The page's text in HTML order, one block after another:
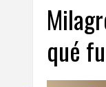
ECONOMÍA
DEPORTES
qué